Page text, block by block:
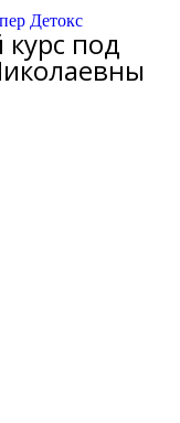
Детокс
под